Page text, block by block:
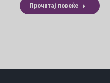
Прочитај повеќе